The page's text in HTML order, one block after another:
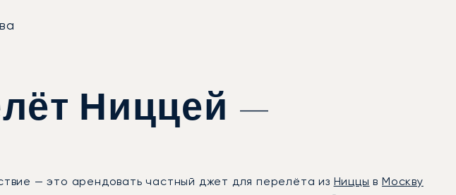
Ниццей —
— это арендовать частный джет для перелёта из Ниццы вМоскву